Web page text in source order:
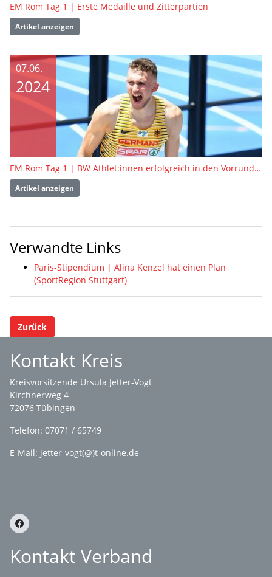
EM Rom Tag 1 | Erste Medaille und Zitterpartien
Artikel anzeigen
07.06.
2024
EM Rom Tag 1 | BW Athlet:innen erfolgreich in den Vorrunden
Artikel anzeigen
Verwandte Links
Paris-Stipendium | Alina Kenzel hat einen Plan
(SportRegion Stuttgart)
Zurück
Kontakt Kreis
Kreisvorsitzende Ursula Jetter-Vogt
Kirchnerweg 4
72076 Tübingen
Telefon: 07071 / 65749
E-Mail: jetter-vogt(@)t-online.de
Kontakt Verband